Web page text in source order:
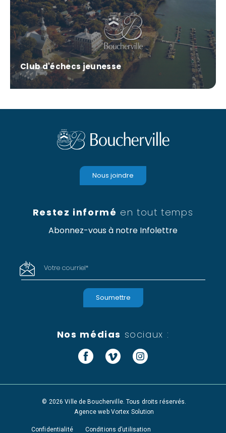
Club d'échecs jeunesse
Restez informé en tout temps
Abonnez-vous à notre Infolettre
Votre courriel*
Nous joindre
Nos médias sociaux :
Facebook
VimeoInstagram
© 2026 Ville de Boucherville. Tous droits réservés.
Agence web Vortex Solution
Confidentialité Conditions d’utilisation